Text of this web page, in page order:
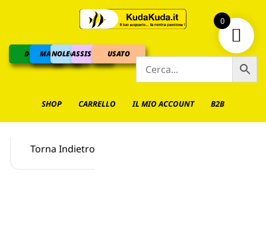
DOLCEMARINO
NOLEGGIOASSISTENZAUSATO
SHOP CARRELLO IL MIO ACCOUNT B2B
Torna Indietro
0